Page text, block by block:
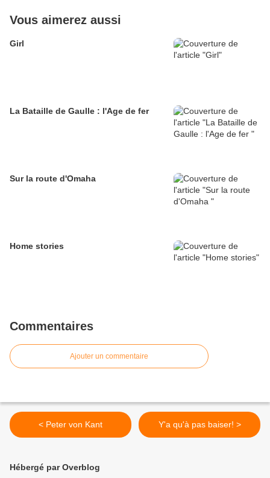
Vous aimerez aussi
Girl
La Bataille de Gaulle : l'Age de fer
Sur la route d'Omaha
Home stories
Commentaires
Ajouter un commentaire
< Peter von Kant Y'a qu'à pas baiser! >
Hébergé par Overblog